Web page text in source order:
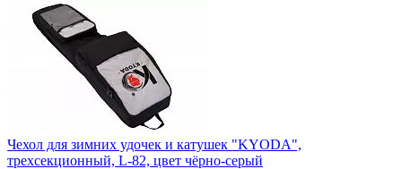
Чехол для зимних удочек и катушек "KYODA",
трехсекционный, L-82, цвет чёрно-серый